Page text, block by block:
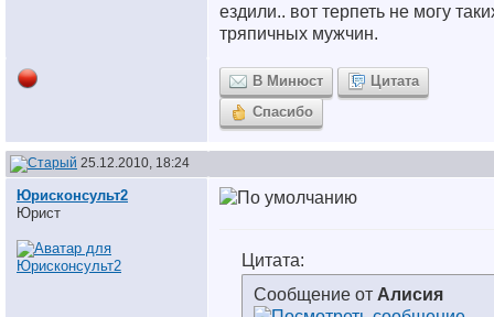
ездили.. вот терпеть не могу
тряпичных мужчин.
В Минюст
Цитата
Спасибо
25.12.2010, 18:24
Юрисконсульт2
Юрист
Цитата:
Сообщение от Алисия